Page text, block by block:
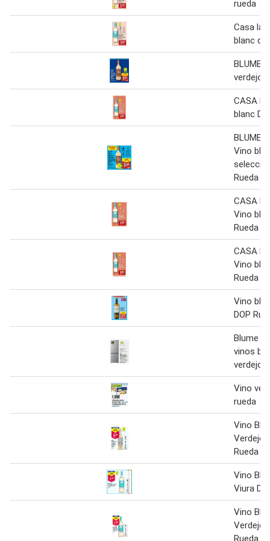
rueda
Casa la
blanc
BLUME
verdejo
CASA
blanc
BLUME
Vino
Rueda
CASA
Vino
Rueda
CASA
Vino
Rueda
Vino
DOP
Blume -
vinos
verdejo
Vino
rueda
Vino
Verdejo-
Rueda
Vino
Viura
Vino
Verdejo-
Rueda